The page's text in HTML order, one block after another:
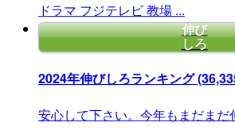
ドラマ フジテレビ教場 ...
伸び
しろ
2024年伸びしろランキング
安心して下さい。今年もまだまだ